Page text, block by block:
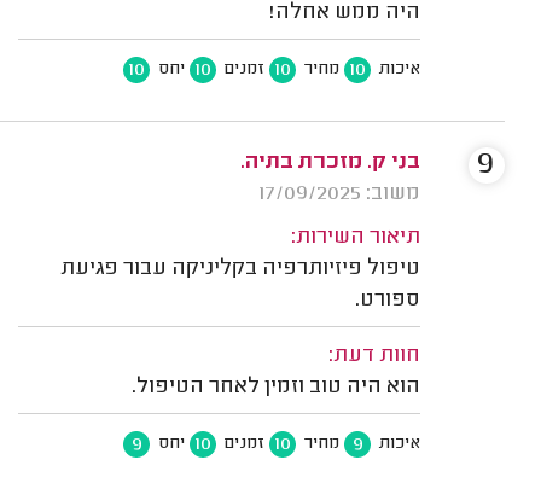
היה ממש אחלה!
איכות 10 מחיר 10 זמנים 10 יחס 10
בני ק. מזכרת בתיה.
משוב: 17/09/2025
תיאור השירות:
טיפול פיזיותרפיה בקליניקה עבור פגיעת
ספורט.
חוות דעת:
הוא היה טוב וזמין לאחר הטיפול.
איכות 9 מחיר 10 זמנים 10 יחס 9
9